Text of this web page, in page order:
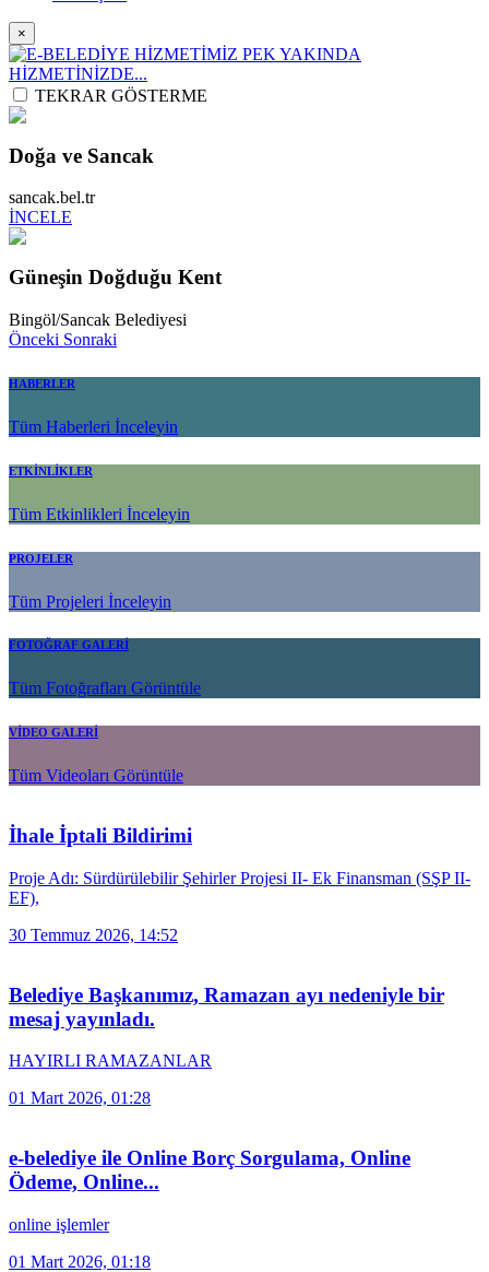
×
TEKRAR GÖSTERME
Doğa ve Sancak
sancak.bel.tr
İNCELE
Güneşin Doğduğu Kent
Bingöl/Sancak Belediyesi
Önceki Sonraki
HABERLER
Tüm Haberleri İnceleyin
ETKİNLİKLER
Tüm Etkinlikleri İnceleyin
PROJELER
Tüm Projeleri İnceleyin
FOTOĞRAF GALERİ
Tüm Fotoğrafları Görüntüle
VİDEO GALERİ
Tüm Videoları Görüntüle
İhale İptali Bildirimi
Proje Adı: Sürdürülebilir Şehirler Projesi II- Ek Finansman (SŞP II-
EF),
30 Temmuz 2026, 14:52
Belediye Başkanımız, Ramazan ayı nedeniyle bir
mesaj yayınladı.
HAYIRLI RAMAZANLAR
01 Mart 2026, 01:28
e-belediye ile Online Borç Sorgulama, Online
Ödeme, Online...
online işlemler
01 Mart 2026, 01:18